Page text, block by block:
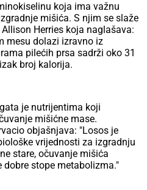
koja ima važnu
mišića. S njim se slaže
Herries koja naglašava:
mesu dolazi izravno iz
pilećih prsa sadrži oko 31
broj kalorija.
je nutrijentima koji
mišićne mase.
objašnjava: "Losos je
vrijednosti za izgradnju
stare, očuvanje mišića
stope metabolizma."